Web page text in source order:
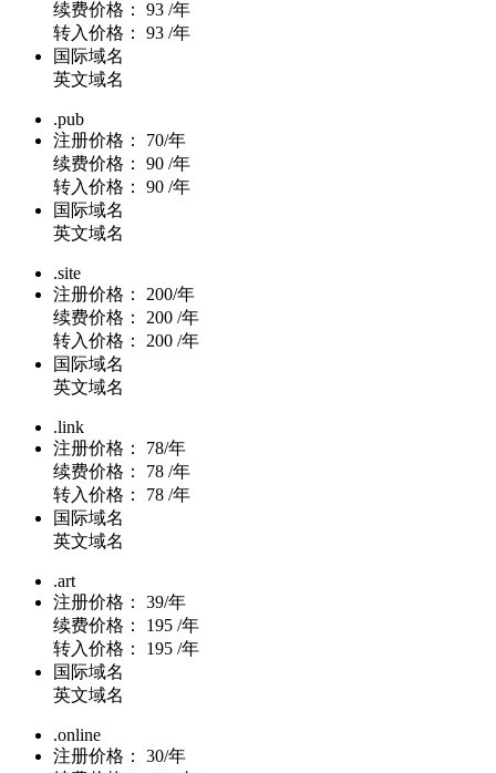
续费价格：
93 /年
转入价格：
93 /年
国际域名
英文域名
.pub
注册价格：
70/年
续费价格：
90 /年
转入价格：
90 /年
国际域名
英文域名
.site
注册价格：
200/年
续费价格：
200 /年
转入价格：
200 /年
国际域名
英文域名
.link
注册价格：
78/年
续费价格：
78 /年
转入价格：
78 /年
国际域名
英文域名
.art
注册价格：
39/年
续费价格：
195 /年
转入价格：
195 /年
国际域名
英文域名
.online
注册价格：
30/年